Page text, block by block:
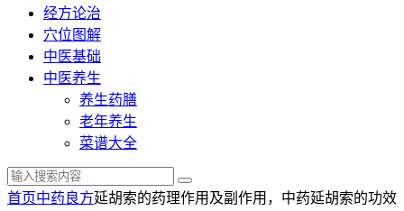
经方论治
穴位图解
中医基础
中医养生
养生药膳
老年养生
菜谱大全
首页中药良方延胡索的药理作用及副作用，中药延胡索的功效